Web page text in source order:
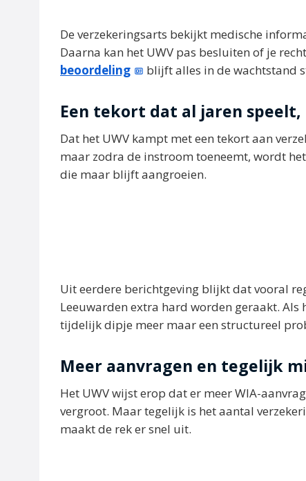
De verzekeringsarts bekijkt medische
Daarna kan het UWV pas besluiten of je
beoordeling
blijft alles in de wachtstand
Een tekort dat al jaren
Dat het UWV kampt met een tekort aan
maar zodra de instroom toeneemt, wordt
die maar blijft aangroeien.
Uit eerdere berichtgeving blijkt dat vooral
Leeuwarden extra hard worden geraakt.
tijdelijk dipje meer maar een structureel
Meer aanvragen en tegelijk
Het UWV wijst erop dat er meer WIA-
vergroot. Maar tegelijk is het aantal
maakt de rek er snel uit.